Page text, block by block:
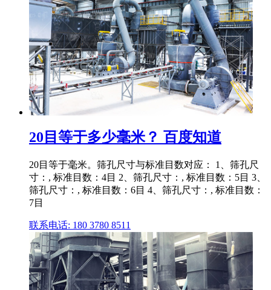
20目等于多少毫米？ 百度知道
20目等于毫米。筛孔尺寸与标准目数对应： 1、筛孔尺
寸：, 标准目数：4目 2、筛孔尺寸：, 标准目数：5目 3、
筛孔尺寸：, 标准目数：6目 4、筛孔尺寸：, 标准目数：
7目
联系电话: 180 3780 8511